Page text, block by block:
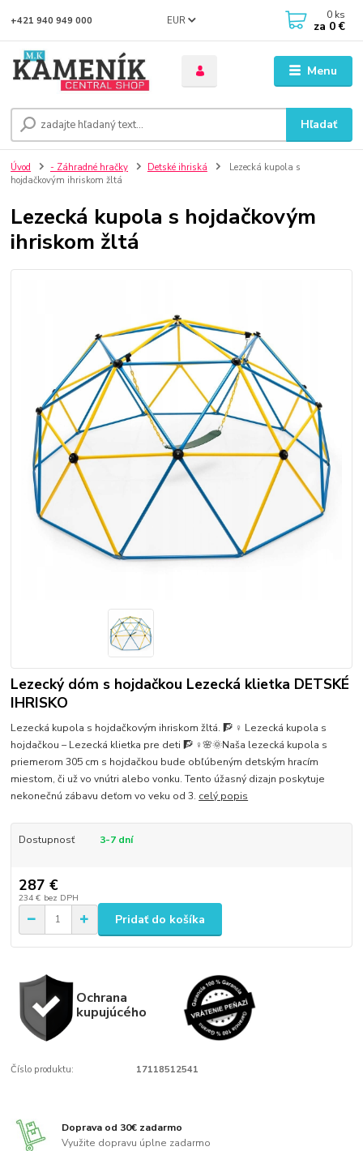
Menu
EUR
Hľadať
+421 940 949 000 0 ks
za 0 €
Úvod - Záhradné hračky Detské ihriská
Lezecká kupola s
hojdačkovým ihriskom žltá
Lezecká kupola s hojdačkovým
ihriskom žltá
Lezecký dóm s hojdačkou Lezecká klietka DETSKÉ
IHRISKO
Lezecká kupola s hojdačkovým ihriskom žltá. 🧗 ♀️ Lezecká kupola s
hojdačkou – Lezecká klietka pre deti 🧗 ♀️🌸🌞Naša lezecká kupola s
priemerom 305 cm s hojdačkou bude obľúbeným detským hracím
miestom, či už vo vnútri alebo vonku. Tento úžasný dizajn poskytuje
nekonečnú zábavu deťom vo veku od 3. celý popis
Dostupnosť 3-7 dní
287 €
234 € bez DPH
Pridať do košíka
Ochrana
kupujúcého
Číslo produktu: 17118512541
Doprava od 30€ zadarmo
Využite dopravu úplne zadarmo